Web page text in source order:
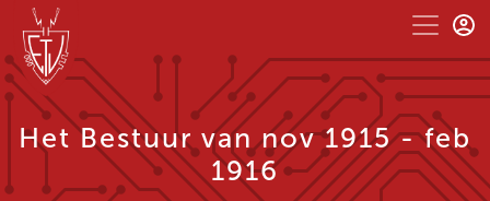
Het Bestuur van nov 1915 - feb
1916